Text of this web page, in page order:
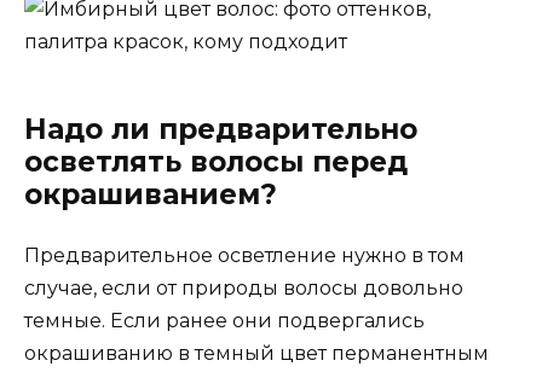
Надо ли предварительно
осветлять волосы перед
окрашиванием?
Предварительное осветление нужно в том
случае, если от природы волосы довольно
темные. Если ранее они подвергались
окрашиванию в темный цвет перманентным